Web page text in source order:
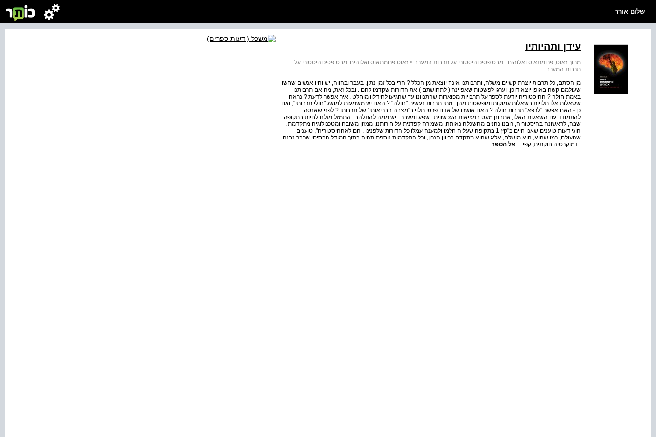
שלום אורח
עידן ותהיותיו
מתוך:זאוס, פרומתאוס ואלוהים : מבט פסיכוהיסטורי על תרבות המערב > זאוס פרומתאוס ואלוהים: מבט פסיכוהיסטורי על
תרבות המערב
מן הסתם, כל תרבות יוצרת קשיים משלה, ותרבותנו אינה יוצאת מן הכלל ? הרי בכל זמן נתון, בעבר ובהווה, יש והיו אנשים שחשו
שעולמם קשה באופן יוצא דופן, וערגו לפשטות שאפיינה ( לתחושתם ) את הדורות שקדמו להם . ובכל זאת, מה אם תרבותנו
באמת חולה ? ההיסטוריה יודעת לספר על תרבויות מפוארות שהתנוונו עד שהגיעו לחידלון מוחלט . איך אפשר לדעת ? נראה
ששאלות אלו תלויות בשאלות עמוקות ומופשטות מהן . מתי תרבות נעשית "חולה" ? האם יש משמעות למושג "חולי תרבותי", ואם
כן - האם אפשר "לרפא" תרבות חולה ? האם אוֹשרוֹ של אדם פרטי תלוי ב"מצבה הבריאותי" של תרבותו ? לפני שאנסה
להתמודד עם השאלות האלו, אתבונן מעט במציאות העכשווית . שפע ומשבר . יש ממה להתלהב . התמזל מזלנו לחיות בתקופה
שבה, לראשונה בהיסטוריה, רובנו נהנים מהשכלה נאותה, משמירה קפדנית על חירותנו, ממזון משובח ומטכנולוגיה מתקדמת .
הוגי דעות טוענים שאנו חיים ב"קץ 1 בתקופה שעליה חלמו ולמענה עמלו כל הדורות שלפנינו . הם לאההיסטוריה", טוענים
שהעולם, כמו שהוא, הוא מושלם, אלא שהוא מתקדם בכיוון הנכון, וכל התקדמות נוספת תהיה בתוך המודל הבסיסי שכבר נבנה
: דמוקרטיה חוקתית, קפי... אל הספר